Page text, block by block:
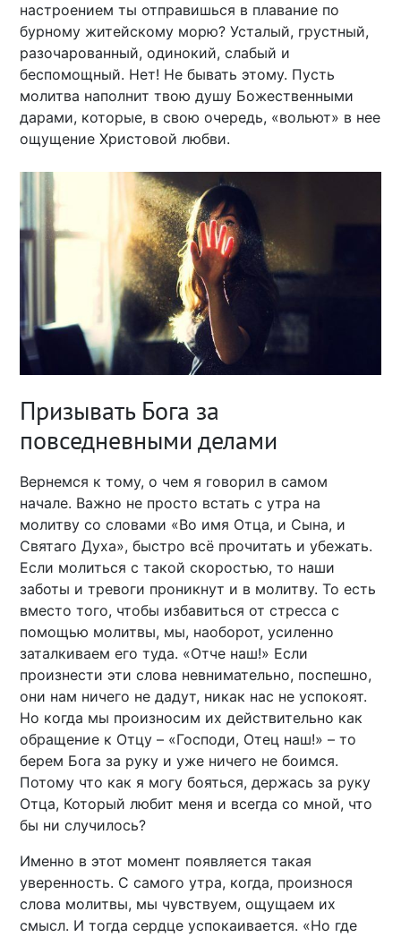
настроением ты отправишься в плавание по
бурному житейскому морю? Усталый, грустный,
разочарованный, одинокий, слабый и
беспомощный. Нет! Не бывать этому. Пусть
молитва наполнит твою душу Божественными
дарами, которые, в свою очередь, «вольют» в нее
ощущение Христовой любви.
Призывать Бога за
повседневными делами
Вернемся к тому, о чем я говорил в самом
начале. Важно не просто встать с утра на
молитву со словами «Во имя Отца, и Сына, и
Святаго Духа», быстро всё прочитать и убежать.
Если молиться с такой скоростью, то наши
заботы и тревоги проникнут и в молитву. То есть
вместо того, чтобы избавиться от стресса с
помощью молитвы, мы, наоборот, усиленно
заталкиваем его туда. «Отче наш!» Если
произнести эти слова невнимательно, поспешно,
они нам ничего не дадут, никак нас не успокоят.
Но когда мы произносим их действительно как
обращение к Отцу – «Господи, Отец наш!» – то
берем Бога за руку и уже ничего не боимся.
Потому что как я могу бояться, держась за руку
Отца, Который любит меня и всегда со мной, что
бы ни случилось?
Именно в этот момент появляется такая
уверенность. С самого утра, когда, произнося
слова молитвы, мы чувствуем, ощущаем их
смысл. И тогда сердце успокаивается. «Но где